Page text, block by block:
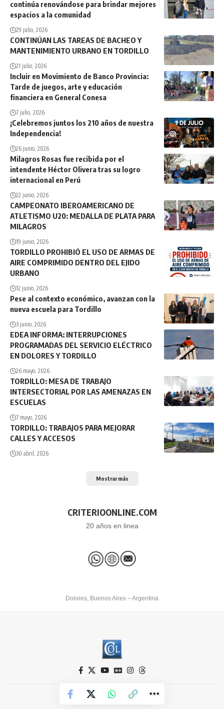
continúa renovándose para brindar mejores
espacios a la comunidad
29 julio, 2026
CONTINÚAN LAS TAREAS DE BACHEO Y
MANTENIMIENTO URBANO EN TORDILLO
21 julio, 2026
Incluir en Movimiento de Banco Provincia:
Tarde de juegos, arte y educación
financiera en General Conesa
7 julio, 2026
¡Celebremos juntos los 210 años de nuestra
Independencia!
26 junio, 2026
Milagros Rosas fue recibida por el
intendente Héctor Olivera tras su logro
internacional en Perú
22 junio, 2026
CAMPEONATO IBEROAMERICANO DE
ATLETISMO U20: MEDALLA DE PLATA PARA
MILAGROS
19 junio, 2026
TORDILLO PROHIBIÓ EL USO DE ARMAS DE
AIRE COMPRIMIDO DENTRO DEL EJIDO
URBANO
12 junio, 2026
Pese al contexto económico, avanzan con la
nueva escuela para Tordillo
3 junio, 2026
EDEA INFORMA: INTERRUPCIONES
PROGRAMADAS DEL SERVICIO ELÉCTRICO
EN DOLORES Y TORDILLO
26 mayo, 2026
TORDILLO: MESA DE TRABAJO
INTERSECTORIAL POR LAS AMENAZAS EN
ESCUELAS
7 mayo, 2026
TORDILLO: TRABAJOS PARA MEJORAR
CALLES Y ACCESOS
30 abril, 2026
Mostrar más
CRITERIOONLINE.COM
20 años en linea
Dolores, Buenos Aires – Argentina
Criterio Online © 2026